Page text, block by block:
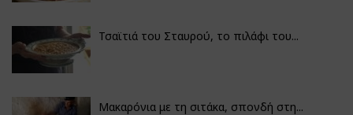
Τσαϊτιά του Σταυρού, το πιλάφι του...
Μακαρόνια με τη σιτάκα, σπονδή στη...